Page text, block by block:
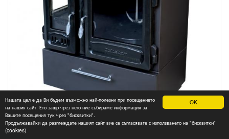
OK
Нашата цел е да Ви бъдем възможно най-полезни при посещението
на нашия сайт. Ето защо чрез него ние събираме информация за
Вашите посещения тук чрез "бисквитки".
Продължавайки да разглеждате нашият сайт вие се съгласявате с използването на "бисквитки"
(cookies)